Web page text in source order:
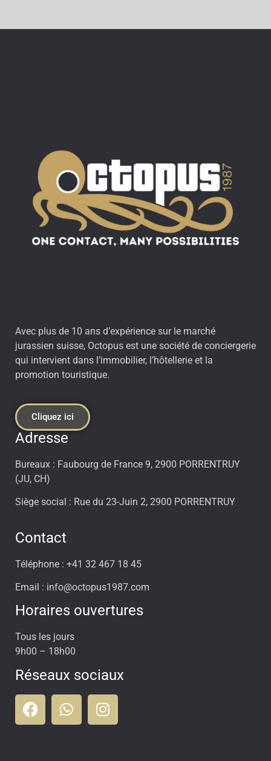
Avec plus de 10 ans d’expérience sur le marché
jurassien suisse, Octopus est une société de conciergerie
qui intervient dans l’immobilier, l’hôtellerie et la
promotion touristique.
Cliquez ici
Adresse
Bureaux : Faubourg de France 9, 2900 PORRENTRUY
(JU, CH)
Siège social : Rue du 23-Juin 2, 2900 PORRENTRUY
Contact
Téléphone : +41 32 467 18 45
Email : info@octopus1987.com
Horaires ouvertures
Tous les jours
9h00 – 18h00
Réseaux sociaux